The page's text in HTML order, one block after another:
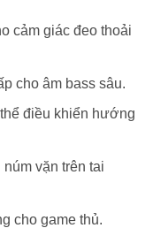
cảm giác đeo thoải
cho âm bass sâu.
điều khiển hướng
vặn trên tai
cho game thủ.